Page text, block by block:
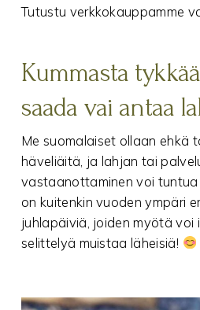
Tutustu verkkokauppamme
Kummasta
saada vai antaa
Me suomalaiset ollaan ehkä
häveliäitä, ja lahjan tai
vastaanottaminen voi tuntua
on kuitenkin vuoden ympäri
juhlapäiviä, joiden myötä voi
selittelyä muistaa läheisiä!